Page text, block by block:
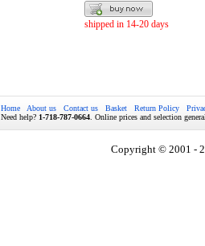
shipped in 14-20 days
Home About us Contact us Basket Return Policy
Need help? 1-718-787-0664 . Online prices and selection
Copyright © 2001 -